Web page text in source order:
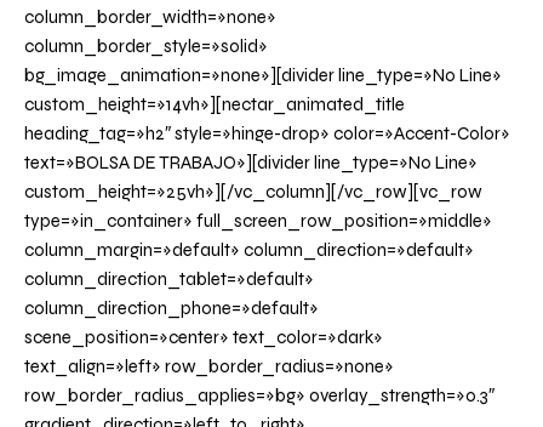
column_border_width=»none»
column_border_style=»solid»
bg_image_animation=»none»][divider line_type=»No Line»
custom_height=»14vh»][nectar_animated_title
heading_tag=»h2″ style=»hinge-drop» color=»Accent-Color»
text=»BOLSA DE TRABAJO»][divider line_type=»No Line»
custom_height=»25vh»][/vc_column][/vc_row][vc_row
type=»in_container» full_screen_row_position=»middle»
column_margin=»default» column_direction=»default»
column_direction_tablet=»default»
column_direction_phone=»default»
scene_position=»center» text_color=»dark»
text_align=»left» row_border_radius=»none»
row_border_radius_applies=»bg» overlay_strength=»0.3″